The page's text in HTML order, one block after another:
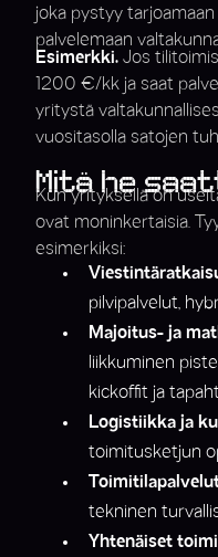
joka pystyy
palvelemaan
Esimerkki. Jos
1200 €/kk ja saat
yritystä
vuositasolla satojen
Mitä he
Kun yrityksellä on
ovat moninkertaisia.
esimerkiksi:
pilvipalvelut,
Majoitus- ja
liikkuminen
kickoffit ja
Logistiikka ja
toimitusketjun
tekninen
Yhtenäiset